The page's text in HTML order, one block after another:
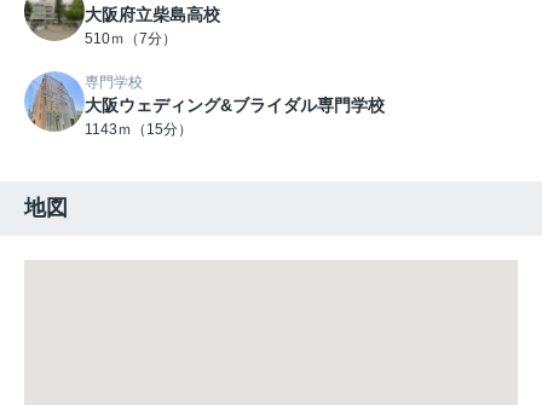
大阪府立柴島高校
510ｍ（7分）
専門学校
大阪ウェディング&ブライダル専門学校
1143ｍ（15分）
地図